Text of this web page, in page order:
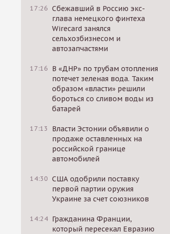
17:26 Сбежавший в Россию экс-
глава немецкого финтеха
Wirecard занялся
сельхозбизнесом и
автозапчастями
17:16 В «ДНР» по трубам отопления
потечет зеленая вода. Таким
образом «власти» решили
бороться со сливом воды из
батарей
17:13
Власти Эстонии объявили о
продаже оставленных на
российской границе
автомобилей
14:30 США одобрили поставку
первой партии оружия
Украине за счет союзников
14:24 Гражданина Франции,
который пересекал Евразию